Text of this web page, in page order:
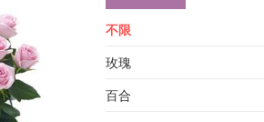
不限
玫瑰
百合